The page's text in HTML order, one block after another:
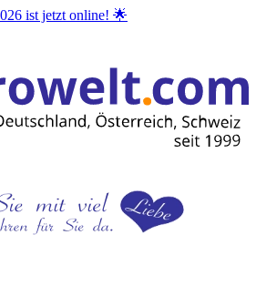
ist jetzt online! 🌟